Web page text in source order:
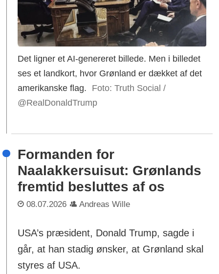
Det ligner et AI-genereret billede. Men i billedet
ses et landkort, hvor Grønland er dækket af det
amerikanske flag.
Foto: Truth Social /
@RealDonaldTrump
Formanden for
Naalakkersuisut: Grønlands
fremtid besluttes af os
08.07.2026 Andreas Wille
USA’s præsident, Donald Trump, sagde i
går, at han stadig ønsker, at Grønland skal
styres af USA.